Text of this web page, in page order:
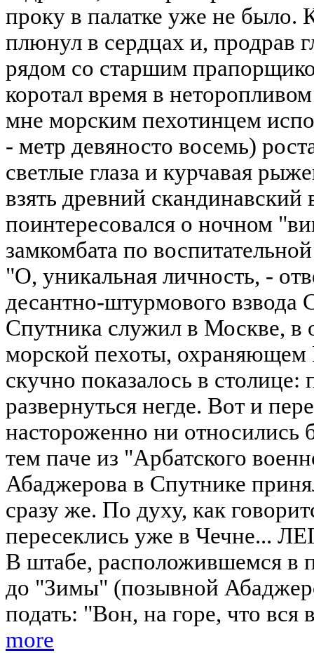
проку в палатке уже не было.
плюнул в сердцах и, продрав
рядом со старшим
коротал время в
мне морским пехотинцем
- метр девяносто восемь)
светлые глаза и курчавая
взять древний
поинтересовался о ночном
замкомбата по
"О, уникальная личность, -
десантно-штурмового
Спутника служил в Москве, в
морской пехоты,
скучно показалось в
развернуться негде. Вот и
настороженно ни
тем паче из "Арбатского
Абаджерова в Спутнике
сразу же. По духу, как
пересеклись уже в
В штабе, расположившемся в
до "Зимы" (позывной
подать: "Вон, на горе, что вся
more